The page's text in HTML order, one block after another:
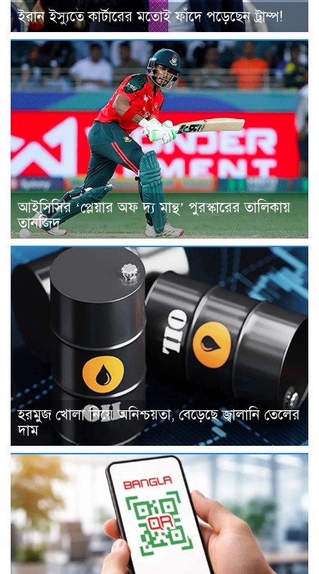
ইরান ইস্যুতে কার্টারের মতোই ফাঁদে পড়েছেন ট্রাম্প!
আইসিসির ‘প্লেয়ার অফ দ্য মান্থ’ পুরস্কারের তালিকায়
তানজিদ
হরমুজ খোলা নিয়ে অনিশ্চয়তা, বেড়েছে জ্বালানি তেলের
দাম